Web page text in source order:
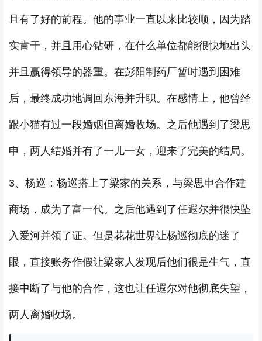
且有了好的前程。他的事业一直以来比较顺，因为踏
实肯干，并且用心钻研，在什么单位都能很快地出头
并且赢得领导的器重。在彭阳制药厂暂时遇到困难
后，最终成功地调回东海并升职。在感情上，他曾经
跟小猫有过一段婚姻但离婚收场。之后他遇到了梁思
申，两人结婚并有了一儿一女，迎来了完美的结局。
3、杨巡：杨巡搭上了梁家的关系，与梁思申合作建
商场，成为了富一代。之后他遇到了任遐尔并很快坠
入爱河并领了证。但是花花世界让杨巡彻底的迷了
眼，直接账务作假让梁家人发现后他们很是生气，直
接中断了与他的合作，这也让任遐尔对他彻底失望，
两人离婚收场。